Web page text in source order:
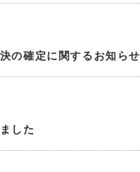
の確定に関するお知らせ
した